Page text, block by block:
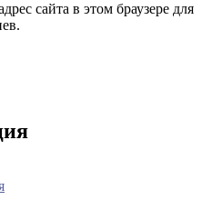
сайта в этом браузере для